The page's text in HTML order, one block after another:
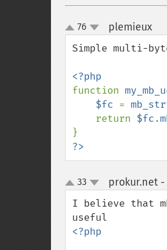
up
down
76 plemieux¶
Simple multi-
function
$fc =
    return
$fc.
?>
up
down
33 prokur.net
I believe that
<?php